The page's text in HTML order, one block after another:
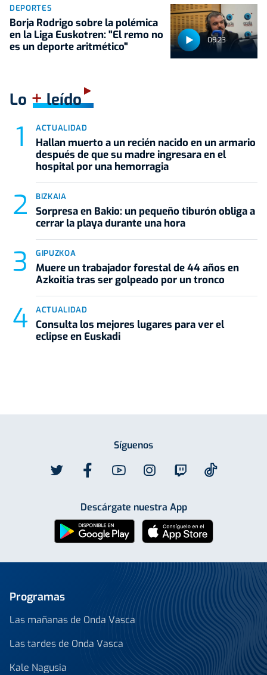
09:23
DEPORTES
Borja Rodrigo sobre la polémica
en la Liga Euskotren: "El remo no
es un deporte aritmético"
Lo +leído
ACTUALIDAD
Hallan muerto a un recién nacido en un armario
después de que su madre ingresara en el
hospital por una hemorragia
BIZKAIA
Sorpresa en Bakio: un pequeño tiburón obliga a
cerrar la playa durante una hora
GIPUZKOA
Muere un trabajador forestal de 44 años en
Azkoitia tras ser golpeado por un tronco
ACTUALIDAD
Consulta los mejores lugares para ver el
eclipse en Euskadi
Síguenos
Descárgate nuestra App
Programas
Las mañanas de Onda Vasca
Las tardes de Onda Vasca
Kale Nagusia